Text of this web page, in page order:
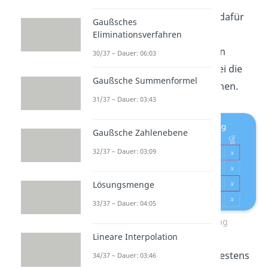
Gruppierungen. Gut geeignet dafür
sind Zweier-, Vierer- und
Achtergruppen. Wie wir soeben
gelernt haben, dürfen wir dabei die
dont’t care Termemiteinbeziehen.
KV-Diagramm Übung Lösung
Dabei sollte jede Gruppe mindestens
Gaußsches
Eliminationsverfahren
30/37 – Dauer: 06:03
Gaußsche Summenformel
31/37 – Dauer: 03:43
Gaußsche Zahlenebene
32/37 – Dauer: 03:09
Lösungsmenge
33/37 – Dauer: 04:05
Lineare Interpolation
34/37 – Dauer: 03:46